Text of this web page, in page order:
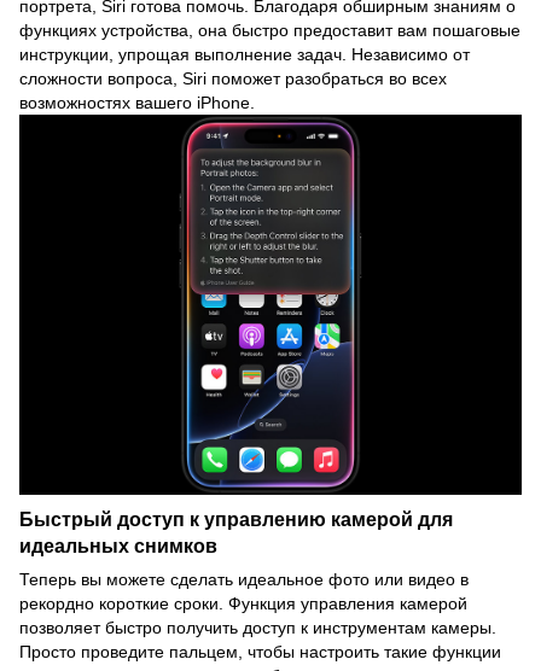
портрета, Siri готова помочь. Благодаря обширным знаниям о
функциях устройства, она быстро предоставит вам пошаговые
инструкции, упрощая выполнение задач. Независимо от
сложности вопроса, Siri поможет разобраться во всех
возможностях вашего iPhone.
Быстрый доступ к управлению камерой для
идеальных снимков
Теперь вы можете сделать идеальное фото или видео в
рекордно короткие сроки. Функция управления камерой
позволяет быстро получить доступ к инструментам камеры.
Просто проведите пальцем, чтобы настроить такие функции